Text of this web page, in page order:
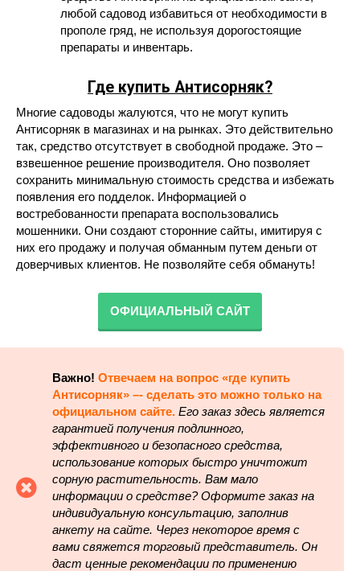
любой садовод избавиться от необходимости в
прополе гряд, не используя дорогостоящие
препараты и инвентарь.
Где купить Антисорняк?
Многие садоводы жалуются, что не могут купить
Антисорняк в магазинах и на рынках. Это действительно
так, средство отсутствует в свободной продаже. Это –
взвешенное решение производителя. Оно позволяет
сохранить минимальную стоимость средства и избежать
появления его подделок. Информацией о
востребованности препарата воспользовались
мошенники. Они создают сторонние сайты, имитируя с
них его продажу и получая обманным путем деньги от
доверчивых клиентов. Не позволяйте себя обмануть!
ОФИЦИАЛЬНЫЙ САЙТ
Важно! Отвечаем на вопрос «где купить
Антисорняк» –- сделать это можно только на
официальном сайте. Его заказ здесь является
гарантией получения подлинного,
эффективного и безопасного средства,
использование которых быстро уничтожит
сорную растительность. Вам мало
информации о средстве? Оформите заказ на
индивидуальную консультацию, заполнив
анкету на сайте. Через некоторое время с
вами свяжется торговый представитель. Он
даст ценные рекомендации по применению